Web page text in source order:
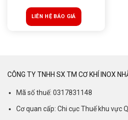
LIÊN HỆ BÁO GIÁ
CÔNG TY TNHH SX TM CƠ KHÍ INOX
Mã số thuế: 0317831148
Cơ quan cấp: Chi cục Thuế khu vực